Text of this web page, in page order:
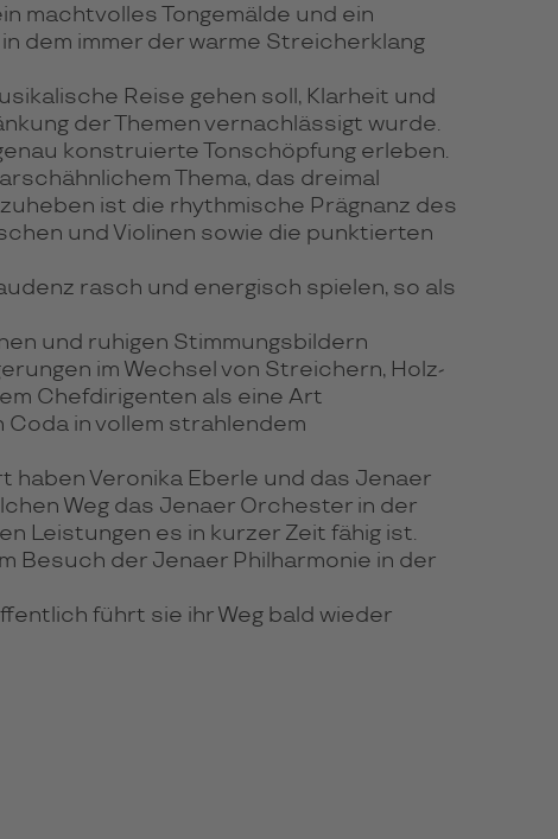
machtvolles Tongemälde und ein
dem immer der warme Streicherklang
Reise gehen soll, Klarheit und
der Themen vernachlässigt wurde.
konstruierte Tonschöpfung erleben.
Thema, das dreimal
ist die rhythmische Prägnanz des
und Violinen sowie die punktierten
rasch und energisch spielen, so als
und ruhigen Stimmungsbildern
im Wechsel von Streichern, Holz-
Chefdirigenten als eine Art
Coda in vollem strahlendem
haben Veronika Eberle und das Jenaer
Weg das Jenaer Orchester in der
Leistungen es in kurzer Zeit fähig ist.
Besuch der Jenaer Philharmonie in der
führt sie ihr Weg bald wieder